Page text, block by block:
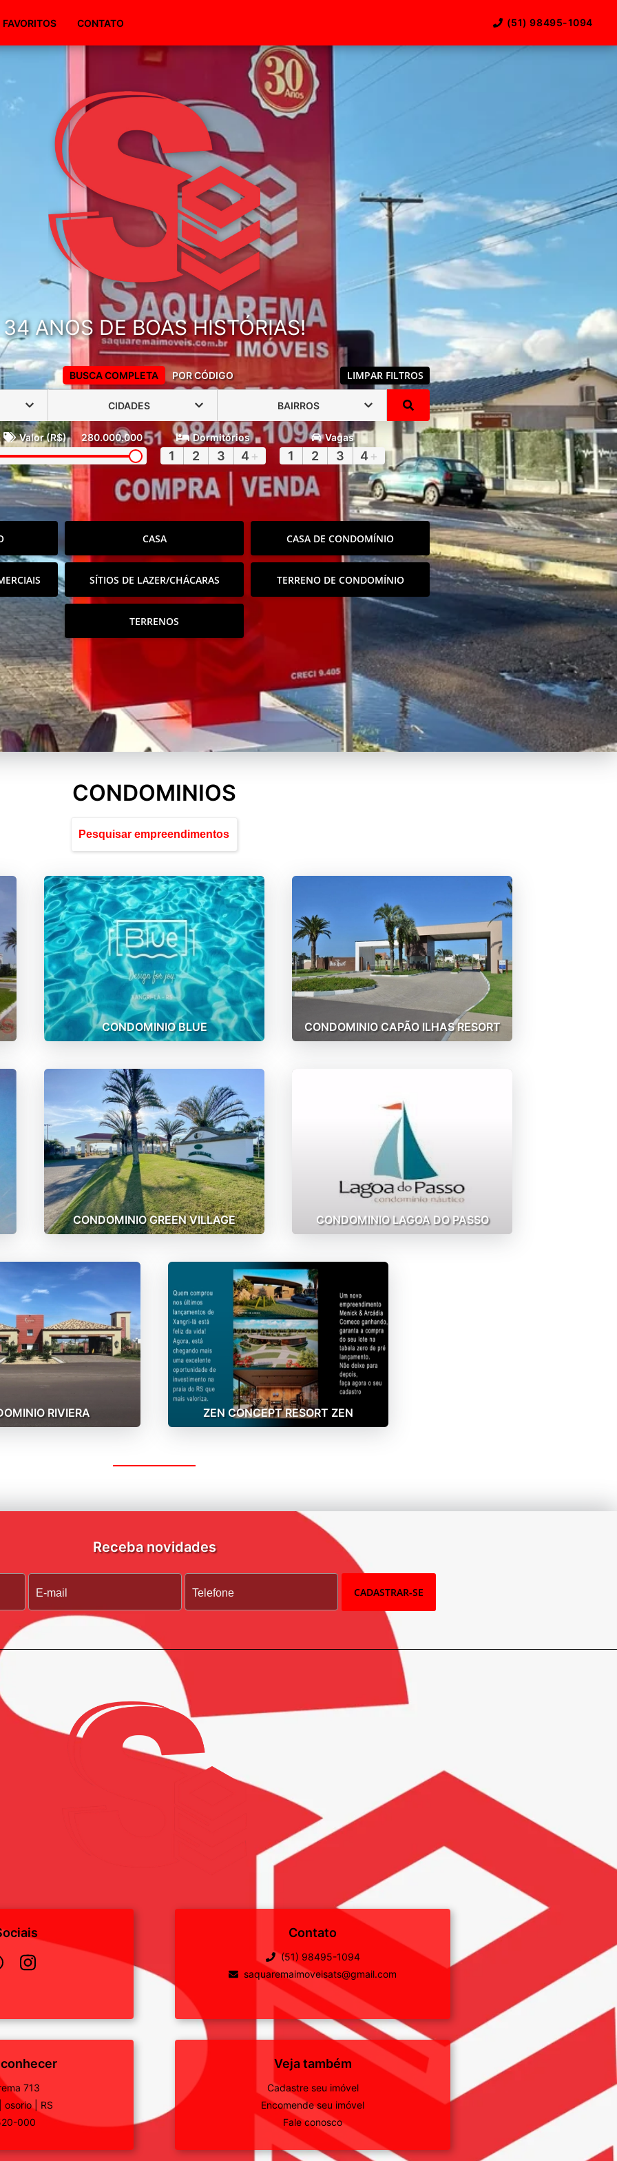
(51) 98495-1094
FAVORITOS CONTATO (51) 98495-1094
34 ANOS DE BOAS HISTÓRIAS!
BUSCA COMPLETA POR CÓDIGO LIMPAR FILTROS
CIDADES BAIRROS
Valor (R$) 280.000.000 Dormitórios
1 2 3 4 +
Vagas
1 2 3 4 +
CASA CASA DE CONDOMÍNIO
SÍTIOS DE LAZER/CHÁCARAS TERRENO DE CONDOMÍNIO
TERRENOS
CONDOMINIOS
CONDOMINIO BLUE CONDOMINIO CAPÃO ILHAS RESORT
CONDOMINIO GREEN VILLAGE CONDOMINIO LAGOA DO PASSO
RIVIERA ZEN CONCEPT RESORT ZEN
Receba novidades
CADASTRAR-SE
Contato
(51) 98495-1094
saquaremaimoveisats@gmail.com
713
osorio
RS
000
Veja também
Cadastre seu imóvel
Encomende seu imóvel
Fale conosco